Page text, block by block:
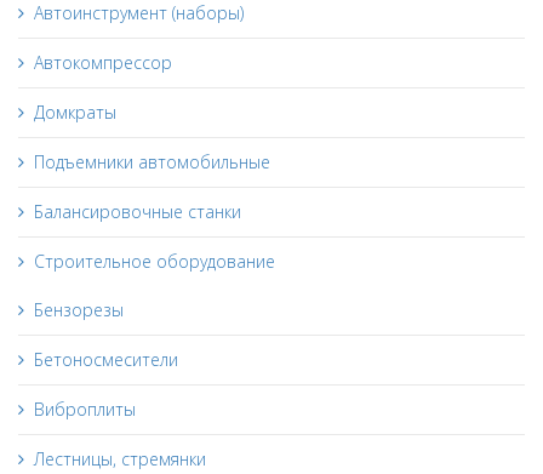
Автоинструмент (наборы)
Автокомпрессор
Домкраты
Подъемники автомобильные
Балансировочные станки
Строительное оборудование
Бензорезы
Бетоносмесители
Виброплиты
Лестницы, стремянки